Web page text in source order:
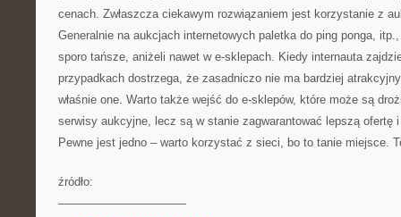
cenach. Zwłaszcza ciekawym rozwiązaniem jest korzystanie z
Generalnie na aukcjach internetowych paletka do ping ponga,
sporo tańsze, aniżeli nawet w e-sklepach. Kiedy internauta
przypadkach dostrzega, że zasadniczo nie ma bardziej
właśnie one. Warto także wejść do e-sklepów, które może są
serwisy aukcyjne, lecz są w stanie zagwarantować lepszą ofertę i
Pewne jest jedno – warto korzystać z sieci, bo to tanie miejsce.
źródło:
———————————